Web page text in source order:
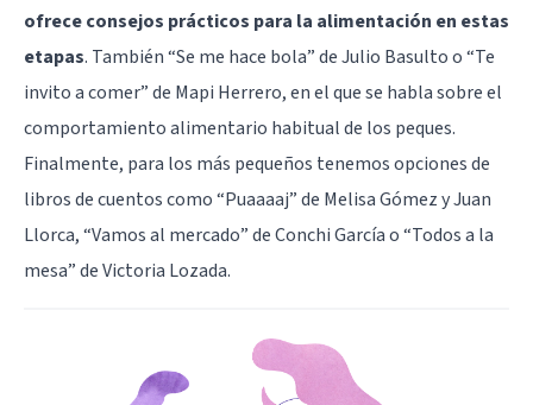
ofrece consejos prácticos para la alimentación en estas
etapas. También “Se me hace bola” de Julio Basulto o “Te
invito a comer” de Mapi Herrero, en el que se habla sobre el
comportamiento alimentario habitual de los peques.
Finalmente, para los más pequeños tenemos opciones de
libros de cuentos como “Puaaaaj” de Melisa Gómez y Juan
Llorca, “Vamos al mercado” de Conchi García o “Todos a la
mesa” de Victoria Lozada.